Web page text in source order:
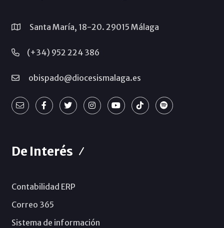
Santa María, 18-20. 29015 Málaga
(+34) 952 224 386
obispado@diocesismalaga.es
De Interés
Contabilidad ERP
Correo 365
Sistema de información